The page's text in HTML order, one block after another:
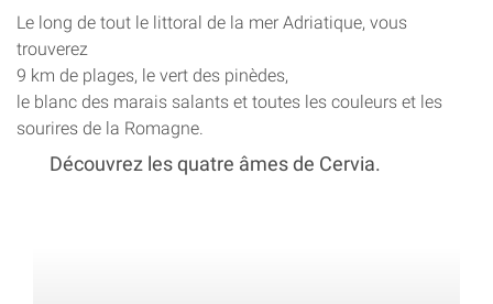
Le long de tout le littoral de la mer Adriatique, vous
trouverez
9 km de plages, le vert des pinèdes,
le blanc des marais salants et toutes les couleurs et les
sourires de la Romagne.
Découvrez les quatre âmes de Cervia.